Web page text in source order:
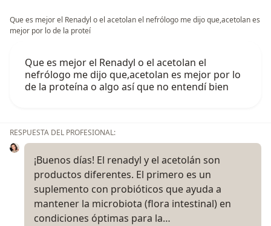
Que es mejor el Renadyl o el acetolan el nefrólogo me dijo que,acetolan es
mejor por lo de la proteí
Que es mejor el Renadyl o el acetolan el
nefrólogo me dijo que,acetolan es mejor por lo
de la proteína o algo así que no entendí bien
RESPUESTA DEL PROFESIONAL:
¡Buenos días! El renadyl y el acetolán son
productos diferentes. El primero es un
suplemento con probióticos que ayuda a
mantener la microbiota (flora intestinal) en
condiciones óptimas para la…